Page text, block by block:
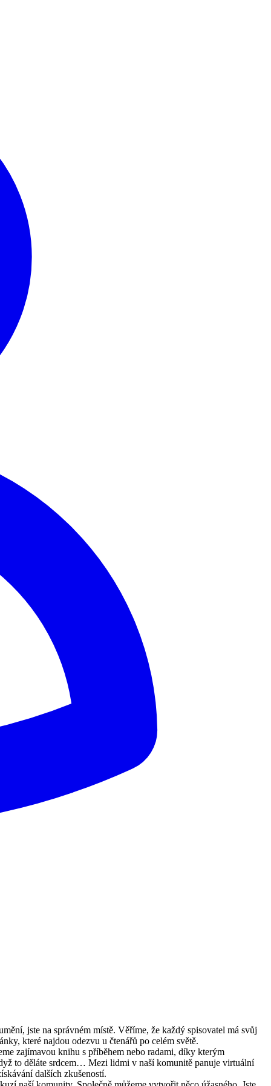
jste na správném místě. Věříme, že každý spisovatel má svůj
které najdou odezvu u čtenářů po celém světě.
zajímavou knihu s příběhem nebo radami, díky kterým
to děláte srdcem… Mezi lidmi v naší komunitě panuje virtuální
dalších zkušeností.